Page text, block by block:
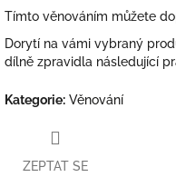
Tímto věnováním můžete
Dorytí na vámi vybraný
dílně zpravidla následující
Kategorie: Věnování
ZEPTAT SE